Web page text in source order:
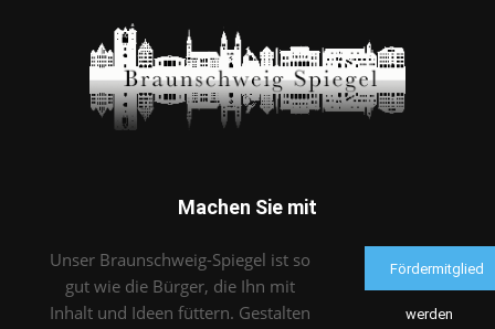
Machen Sie mit
Unser Braunschweig-Spiegel ist so
gut wie die Bürger, die Ihn mit
Inhalt und Ideen füttern. Gestalten
Fördermitglied
werden